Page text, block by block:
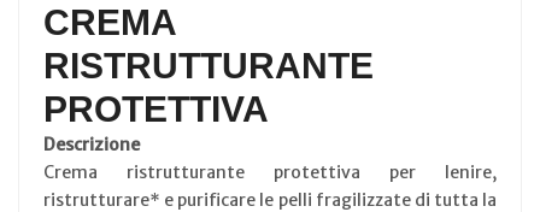
CREMA
RISTRUTTURANTE
PROTETTIVA
Descrizione
Crema ristrutturante protettiva per lenire,
ristrutturare* e purificare le pelli fragilizzate di tutta la